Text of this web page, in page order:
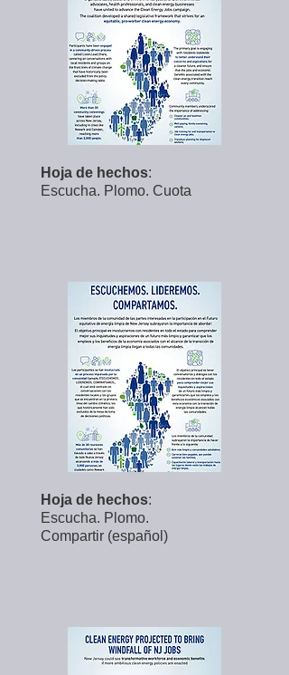
Hoja de hechos:
Escucha. Plomo. Cuota
Hoja de hechos:
Escucha. Plomo.
Compartir (español)